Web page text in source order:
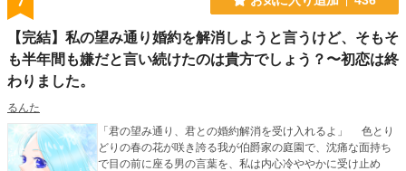
【完結】私の望み通り婚約を解消しようと言うけど、そもそ
も半年間も嫌だと言い続けたのは貴方でしょう？〜初恋は終
わりました。
るんた
「君の望み通り、君との婚約解消を受け入れるよ」 色とり
どりの春の花が咲き誇る我が伯爵家の庭園で、沈痛な面持ち
で目の前に座る男の言葉を、私は内心冷ややかに受け止め